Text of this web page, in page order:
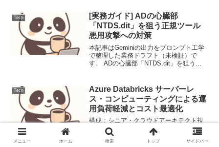
Tech
[実務ガイド] ADの心臓部
「NTDS.dit」を狙う正規ツール
悪用攻撃への対策
本記事はGeminiの出力をプロンプト工学
で整理した業務ドラフト（未検証）で
す。 ADの心臓部「NTDS.dit」を狙う正
RMM（リモート監視管理）を悪用し、
Tech
Azure Databricks サーバーレ
ス・コンピューティングによる運
用負荷軽減とコスト最適化
構成：シニア・クラウドアーキテクト視
点。正確な技術用語と論理的構成。語
調：プロフェッショナルかつ簡潔。視
覚：Mermaidによる構造化。専門性：
メニュー ホーム 検索 トップ サイドバー